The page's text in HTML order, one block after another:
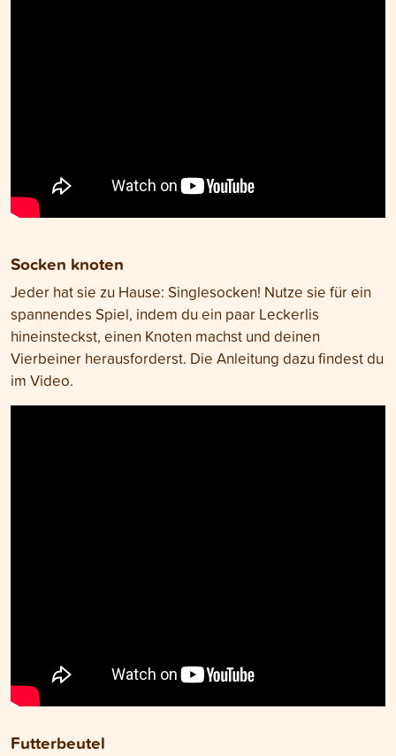
Socken knoten
Jeder hat sie zu Hause: Singlesocken! Nutze sie für ein
spannendes Spiel, indem du ein paar Leckerlis
hineinsteckst, einen Knoten machst und deinen
Vierbeiner herausforderst. Die Anleitung dazu findest du
im Video.
Futterbeutel